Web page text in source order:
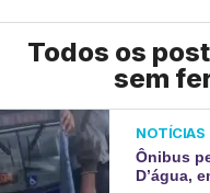
Todos os
sem
NOTÍCIAS
Ônibus
D’água,